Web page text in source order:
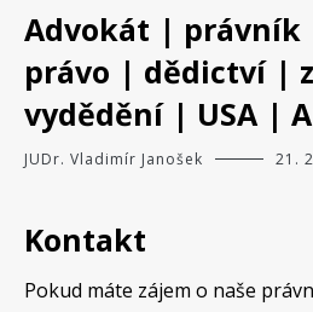
Advokát | právník
právo | dědictví |
vydědění | USA |
JUDr. Vladimír Janošek 21.
Kontakt
Pokud máte zájem o naše